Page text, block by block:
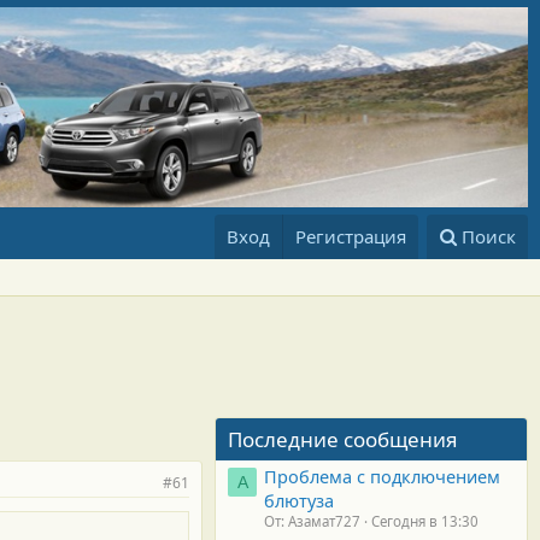
Вход Регистрация Поиск
#61
Последние сообщения
А
Проблема с подключением
блютуза
От: Азамат727 Сегодня в 13:30